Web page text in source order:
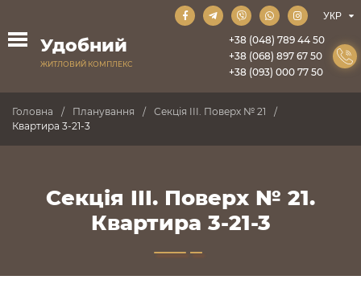
Удобний
ЖИТЛОВИЙ КОМПЛЕКС
+38 (048) 789 44 50
+38 (068) 897 67 50
+38 (093) 000 77 50
Головна Планування
Секція III. Поверх № 21
Квартира 3-21-3
Секція III. Поверх № 21.
Квартира 3-21-3